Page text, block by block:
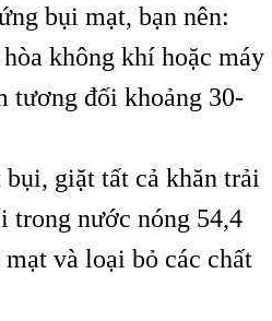
bụi mạt, bạn nên:
không khí hoặc máy
tương đối khoảng 30-
giặt tất cả khăn trải
trong nước nóng 54,4
và loại bỏ các chất